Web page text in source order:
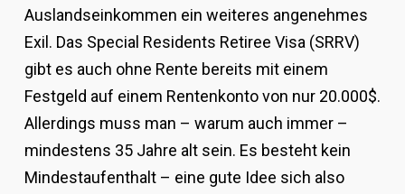
Auslandseinkommen ein weiteres angenehmes
Exil. Das Special Residents Retiree Visa (SRRV)
gibt es auch ohne Rente bereits mit einem
Festgeld auf einem Rentenkonto von nur 20.000$.
Allerdings muss man – warum auch immer –
mindestens 35 Jahre alt sein. Es besteht kein
Mindestaufenthalt – eine gute Idee sich also